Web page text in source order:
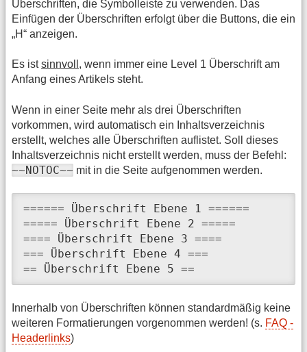
Überschriften, die Symbolleiste zu verwenden. Das
Einfügen der Überschriften erfolgt über die Buttons, die ein
„H“ anzeigen.
Es istsinnvoll , wenn immer eine Level 1 Überschrift am
Anfang eines Artikels steht.
Wenn in einer Seite mehr als drei Überschriften
vorkommen, wird automatisch ein Inhaltsverzeichnis
erstellt, welches alle Überschriften auflistet. Soll dieses
Inhaltsverzeichnis nicht erstellt werden, muss der Befehl:
~~NOTOC~~ mit in die Seite aufgenommen werden.
====== Überschrift Ebene 1 ======
===== Überschrift Ebene 2 =====
==== Überschrift Ebene 3 ====
=== Überschrift Ebene 4 ===
== Überschrift Ebene 5 ==
Innerhalb von Überschriften können standardmäßig keine
weiteren Formatierungen vorgenommen werden! (s. FAQ -
Headerlinks)